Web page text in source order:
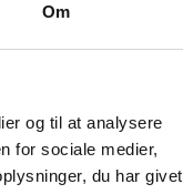
Om
og til at analysere
for sociale medier,
du har givet